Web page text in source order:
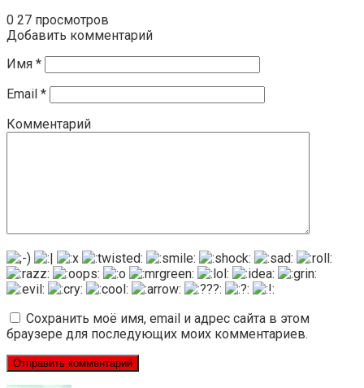
0 27 просмотров
Добавить комментарий
Имя *
Email *
Комментарий
Сохранить моё имя, email и адрес сайта в этом
браузере для последующих моих комментариев.